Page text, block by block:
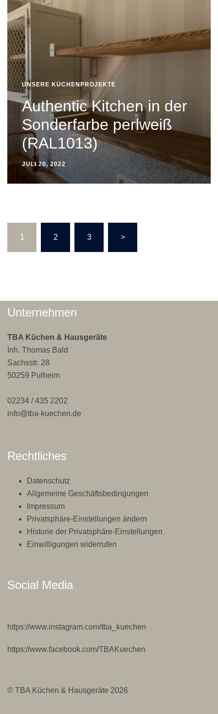
UNSERE KÜCHENPROJEKTE
Authentic Kitchen in der
Sonderfarbe perlweiß
(RAL1013)
JULI 20, 2022
Seitennummerierung
1 2 3 >
Unternehmen
TBA Küchen & Hausgeräte
Inh. Thomas Bald
Sachsstr. 28
50259 Pulheim
02234 / 435 2202
info@tba-kuechen.de
Rechtliches
Datenschutz
Allgemeine Geschäftsbedingungen
Impressum
Privatsphäre-Einstellungen ändern
Historie der Privatsphäre-Einstellungen
Einwilligungen widerrufen
Social Media
https://www.instagram.com/tba_kuechen
https://www.facebook.com/TBAKuechen
© TBA Küchen & Hausgeräte 2026